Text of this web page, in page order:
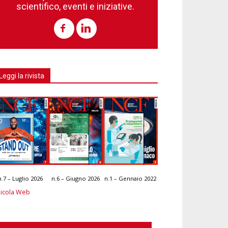
scientifico, eventi e iniziative.
la rivista
– Luglio 2026 n.6 – Giugno 2026 n.1 – Gennaio 2022
Web